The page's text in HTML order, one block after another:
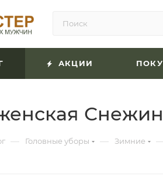
АКЦИИ
— Головные уборы — Зимние